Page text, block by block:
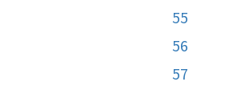
55
56
57